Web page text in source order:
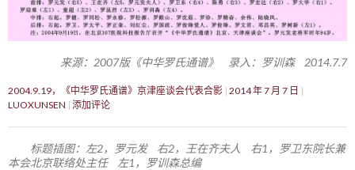
来源：2007版《中华罗氏通谱》 录入：罗训森 2014.7.7
2004.9.19，《中华罗氏通谱》京津座谈会代表合影 2014 年 7 月 7 日
LUOXUNSEN 添加评论
标题插图：左2，罗元发 右2，王在齐夫人 右1，罗卫东院长兼
本会北京联络处主任 左1，罗训森总编